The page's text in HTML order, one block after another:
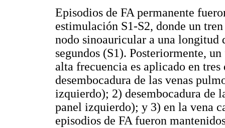
Episodios de FA permanente
estimulación S1-S2, donde un
nodo sinoauricular a una longitud
segundos (S1). Posteriormente,
alta frecuencia es aplicado en
desembocadura de las venas
izquierdo); 2) desembocadura de
panel izquierdo); y 3) en la vena
episodios de FA fueron